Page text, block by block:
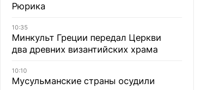
Рюрика
10:35
Минкульт Греции передал Церкви
два древних византийских храма
10:10
Мусульманские страны осудили